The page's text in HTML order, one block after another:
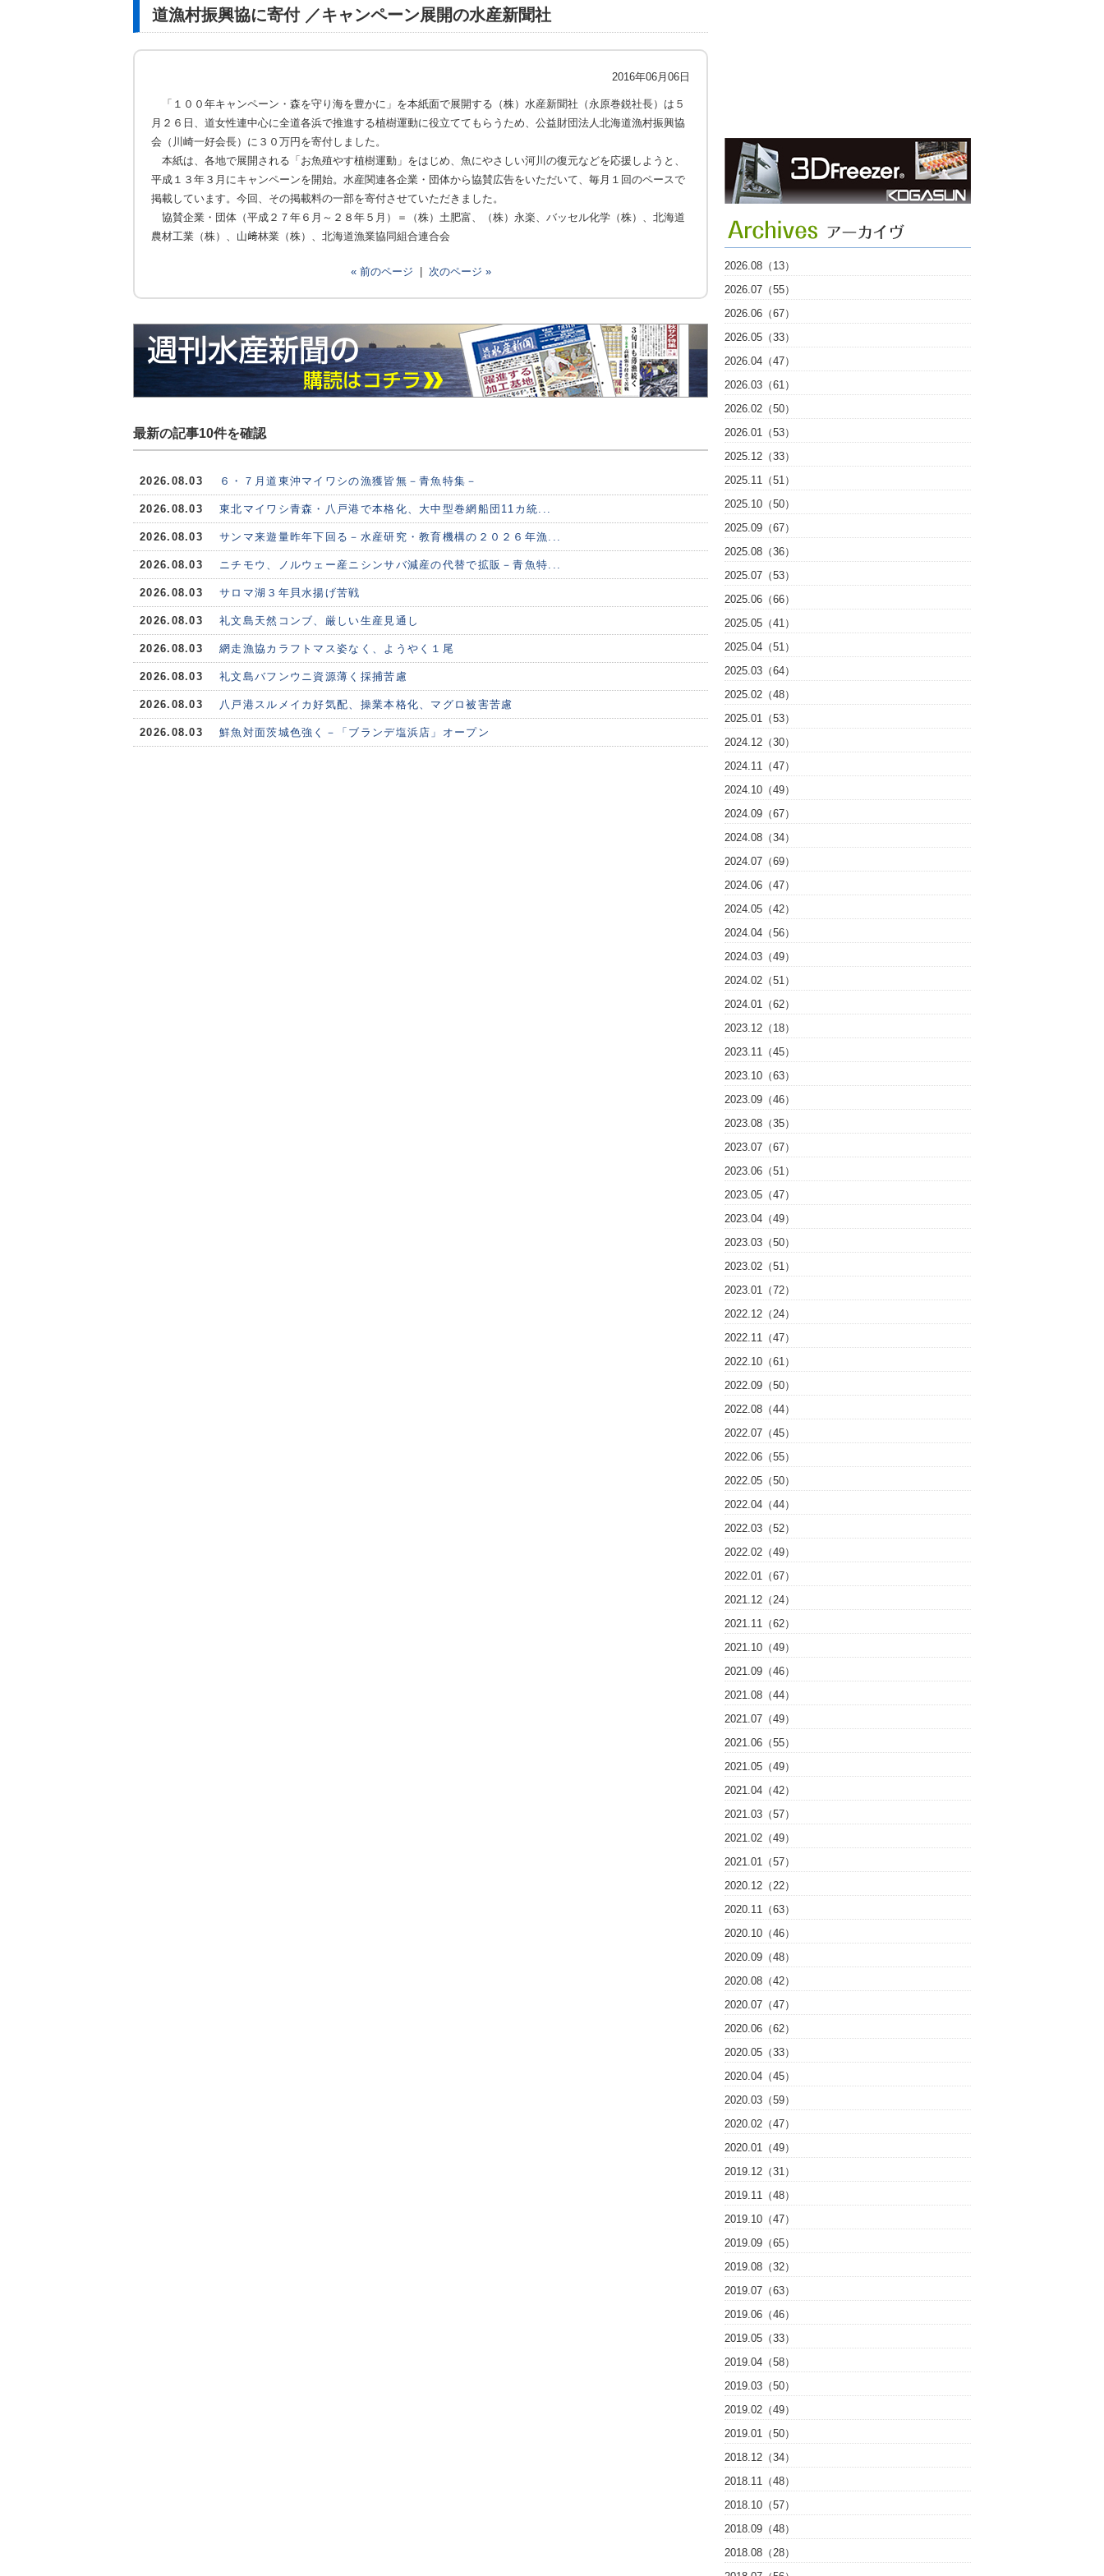
道漁村振興協に寄付 ／キャンペーン展開の水産新聞社
2016年06月06日
「１００年キャンペーン・森を守り海を豊かに」を本紙面で展開する（株）水産新聞社（永原巻鋭社長）は５
月２６日、道女性連中心に全道各浜で推進する植樹運動に役立ててもらうため、公益財団法人北海道漁村振興協
会（川崎一好会長）に３０万円を寄付しました。
本紙は、各地で展開される「お魚殖やす植樹運動」をはじめ、魚にやさしい河川の復元などを応援しようと、
平成１３年３月にキャンペーンを開始。水産関連各企業・団体から協賛広告をいただいて、毎月１回のペースで
掲載しています。今回、その掲載料の一部を寄付させていただきました。
協賛企業・団体（平成２７年６月～２８年５月）＝（株）土肥富、（株）永楽、バッセル化学（株）、北海道
農材工業（株）、山﨑林業（株）、北海道漁業協同組合連合会
« 前のページ 次のページ »
最新の記事10件を確認
2026.08.03 ６・７月道東沖マイワシの漁獲皆無－青魚特集－
2026.08.03 東北マイワシ青森・八戸港で本格化、大中型巻網船団11カ統...
2026.08.03 サンマ来遊量昨年下回る－水産研究・教育機構の２０２６年漁...
2026.08.03 ニチモウ、ノルウェー産ニシンサバ減産の代替で拡販－青魚特...
2026.08.03 サロマ湖３年貝水揚げ苦戦
2026.08.03 礼文島天然コンブ、厳しい生産見通し
2026.08.03 網走漁協カラフトマス姿なく、ようやく１尾
2026.08.03 礼文島バフンウニ資源薄く採捕苦慮
2026.08.03 八戸港スルメイカ好気配、操業本格化、マグロ被害苦慮
2026.08.03 鮮魚対面茨城色強く－「ブランデ塩浜店」オープン
2026.08（13）
2026.07（55）
2026.06（67）
2026.05（33）
2026.04（47）
2026.03（61）
2026.02（50）
2026.01（53）
2025.12（33）
2025.11（51）
2025.10（50）
2025.09（67）
2025.08（36）
2025.07（53）
2025.06（66）
2025.05（41）
2025.04（51）
2025.03（64）
2025.02（48）
2025.01（53）
2024.12（30）
2024.11（47）
2024.10（49）
2024.09（67）
2024.08（34）
2024.07（69）
2024.06（47）
2024.05（42）
2024.04（56）
2024.03（49）
2024.02（51）
2024.01（62）
2023.12（18）
2023.11（45）
2023.10（63）
2023.09（46）
2023.08（35）
2023.07（67）
2023.06（51）
2023.05（47）
2023.04（49）
2023.03（50）
2023.02（51）
2023.01（72）
2022.12（24）
2022.11（47）
2022.10（61）
2022.09（50）
2022.08（44）
2022.07（45）
2022.06（55）
2022.05（50）
2022.04（44）
2022.03（52）
2022.02（49）
2022.01（67）
2021.12（24）
2021.11（62）
2021.10（49）
2021.09（46）
2021.08（44）
2021.07（49）
2021.06（55）
2021.05（49）
2021.04（42）
2021.03（57）
2021.02（49）
2021.01（57）
2020.12（22）
2020.11（63）
2020.10（46）
2020.09（48）
2020.08（42）
2020.07（47）
2020.06（62）
2020.05（33）
2020.04（45）
2020.03（59）
2020.02（47）
2020.01（49）
2019.12（31）
2019.11（48）
2019.10（47）
2019.09（65）
2019.08（32）
2019.07（63）
2019.06（46）
2019.05（33）
2019.04（58）
2019.03（50）
2019.02（49）
2019.01（50）
2018.12（34）
2018.11（48）
2018.10（57）
2018.09（48）
2018.08（28）